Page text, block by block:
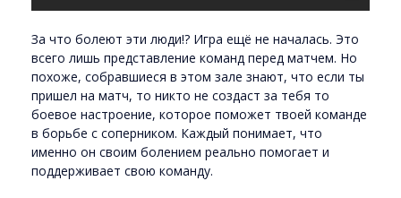
За что болеют эти люди!? Игра ещё не началась. Это
всего лишь представление команд перед матчем. Но
похоже, собравшиеся в этом зале знают, что если ты
пришел на матч, то никто не создаст за тебя то
боевое настроение, которое поможет твоей команде
в борьбе с соперником. Каждый понимает, что
именно он своим болением реально помогает и
поддерживает свою команду.